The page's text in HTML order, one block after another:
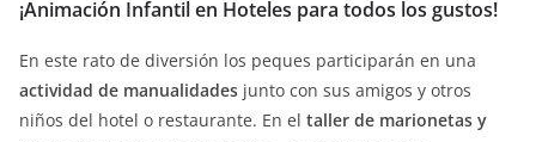
¡Animación Infantil en Hoteles para todos los gustos!
En este rato de diversión los peques participarán en una
actividad de manualidades junto con sus amigos y otros
niños del hotel o restaurante. En el taller de marionetas y